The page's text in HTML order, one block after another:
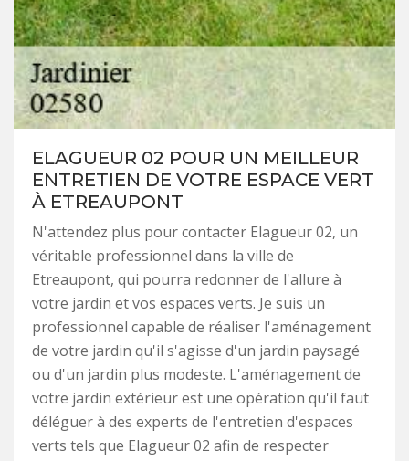
ELAGUEUR 02 POUR UN MEILLEUR
ENTRETIEN DE VOTRE ESPACE VERT
À ETREAUPONT
N'attendez plus pour contacter Elagueur 02, un
véritable professionnel dans la ville de
Etreaupont, qui pourra redonner de l'allure à
votre jardin et vos espaces verts. Je suis un
professionnel capable de réaliser l'aménagement
de votre jardin qu'il s'agisse d'un jardin paysagé
ou d'un jardin plus modeste. L'aménagement de
votre jardin extérieur est une opération qu'il faut
déléguer à des experts de l'entretien d'espaces
verts tels que Elagueur 02 afin de respecter